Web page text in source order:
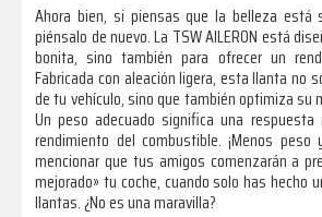
Ahora bien, si piensas que la belleza está
piénsalo de nuevo. La TSW AILERON está
bonita, sino también para ofrecer un
Fabricada con aleación ligera, esta llanta no
de tu vehículo, sino que también optimiza su
Un peso adecuado significa una
rendimiento del combustible. ¡Menos
mencionar que tus amigos comenzarán a
mejorado» tu coche, cuando solo has hecho
llantas. ¿No es una maravilla?